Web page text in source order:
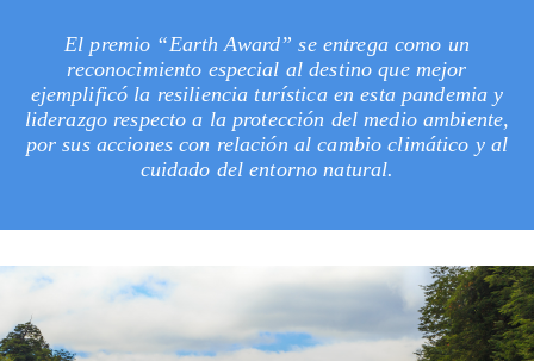
El premio “Earth Award” se entrega como un
reconocimiento especial al destino que mejor
ejemplificó la resiliencia turística en esta pandemia y
liderazgo respecto a la protección del medio ambiente,
por sus acciones con relación al cambio climático y al
cuidado del entorno natural.